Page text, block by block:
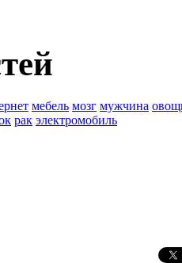
мебель мозг мужчина
рак электромобиль